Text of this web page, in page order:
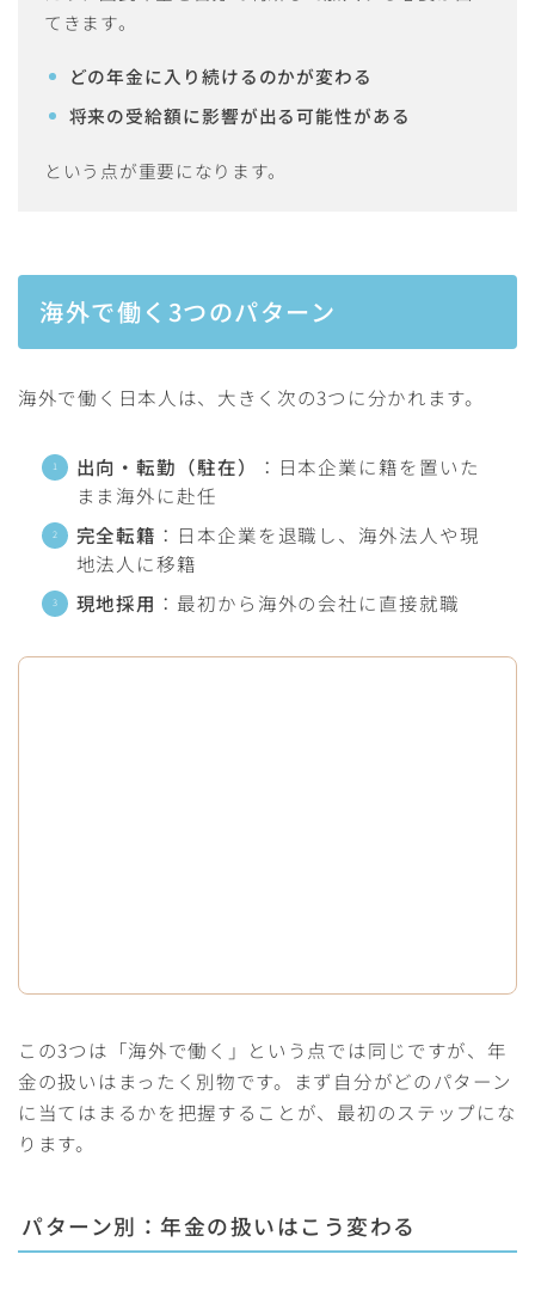
てきます。
どの年金に入り続けるのかが変わる
将来の受給額に影響が出る可能性がある
という点が重要になります。
海外で働く3つのパターン
海外で働く日本人は、大きく次の3つに分かれます。
出向・転勤（駐在）
：日本企業に籍を置いた
まま海外に赴任
完全転籍 ：日本企業を退職し、海外法人や現
地法人に移籍
現地採用 ：最初から海外の会社に直接就職
この3つは「海外で働く」という点では同じですが、年
金の扱いはまったく別物です。まず自分がどのパターン
に当てはまるかを把握することが、最初のステップにな
ります。
パターン別：年金の扱いはこう変わる